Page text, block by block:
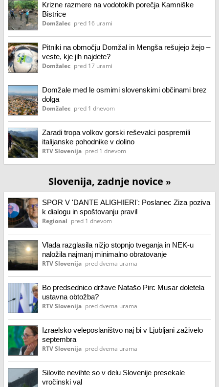
Krizne razmere na vodotokih porečja Kamniške
Bistrice
Domžalec pred 16 urami
Pitniki na območju Domžal in Mengša rešujejo žejo –
veste, kje jih najdete?
Domžalec pred 17 urami
Domžale med le osmimi slovenskimi občinami brez
dolga
Domžalec pred 1 dnevom
Zaradi tropa volkov gorski reševalci pospremili
italijanske pohodnike v dolino
RTV Slovenija pred 1 dnevom
Slovenija, zadnje novice »
SPOR V 'DANTE ALIGHIERI': Poslanec Ziza poziva
k dialogu in spoštovanju pravil
Regional pred 1 dnevom
Vlada razglasila nižjo stopnjo tveganja in NEK-u
naložila najmanj minimalno obratovanje
RTV Slovenija pred dvema urama
Bo predsednico države Natašo Pirc Musar doletela
ustavna obtožba?
RTV Slovenija pred dvema urama
Izraelsko veleposlaništvo naj bi v Ljubljani zaživelo
septembra
RTV Slovenija pred dvema urama
Silovite nevihte so v delu Slovenije presekale
vročinski val